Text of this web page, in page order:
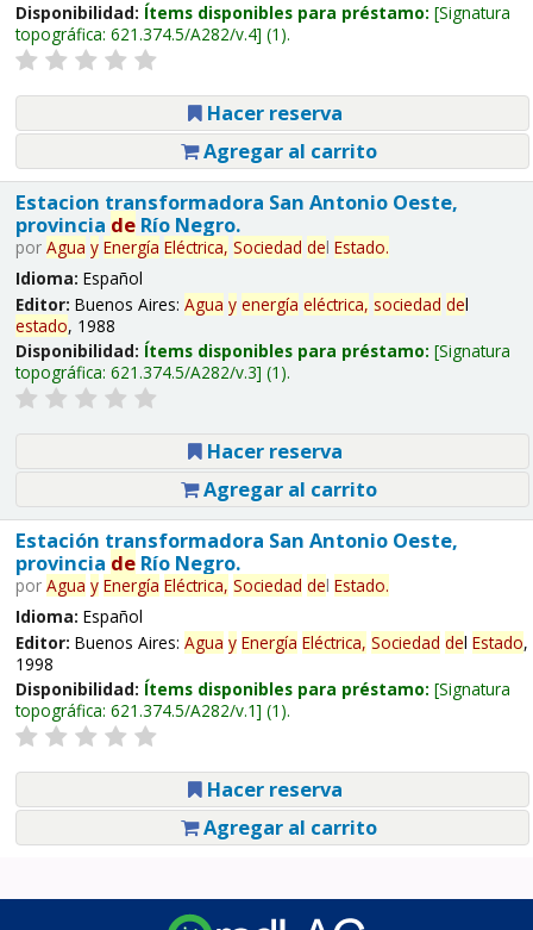
Disponibilidad: Ítems disponibles para préstamo: Signatura
topográfica: 621.374.5/A282/v.4 (1).
Hacer reserva
Agregar al carrito
Estacion transformadora San Antonio Oeste,
provincia deRío Negro.
por Agua y Energía Eléctrica, Sociedad del Estado.
Idioma: Español
Editor: Buenos Aires: Agua y energía eléctrica, sociedad del
estado, 1988
Disponibilidad: Ítems disponibles para préstamo: Signatura
topográfica: 621.374.5/A282/v.3 (1).
Hacer reserva
Agregar al carrito
Estación transformadora San Antonio Oeste,
provincia deRío Negro.
por Agua y Energía Eléctrica, Sociedad del Estado.
Idioma: Español
Editor: Buenos Aires: Agua y Energía Eléctrica, Sociedad del Estado,
1998
Disponibilidad: Ítems disponibles para préstamo: Signatura
topográfica: 621.374.5/A282/v.1 (1).
Hacer reserva
Agregar al carrito